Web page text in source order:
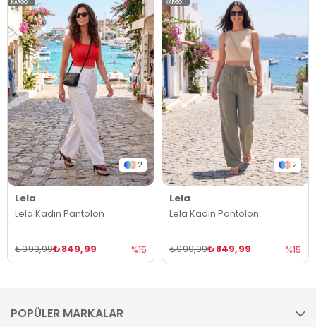
2
Lela
Lela Kadın Pantolon
₺849,99
₺999,99 %15
KARGO
2
Lela
Lela Kadın Pantolon
₺849,99
₺999,99 %15
KARGO
POPÜLER MARKALAR